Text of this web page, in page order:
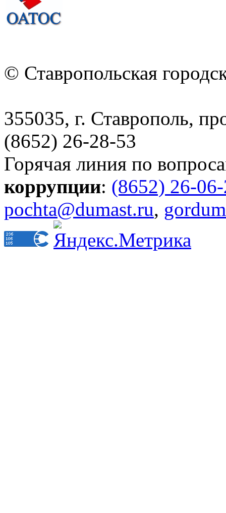
© Ставропольская
355035, г. Ставрополь,
(8652) 26-28-53
Горячая линия по
коррупции: (8652) 26-
pochta@dumast.ru,